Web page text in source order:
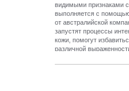
видимыми признаками
выполняется с
от австралийской
запустят процессы
кожи, помогут
различной
сеанса вы заметите,